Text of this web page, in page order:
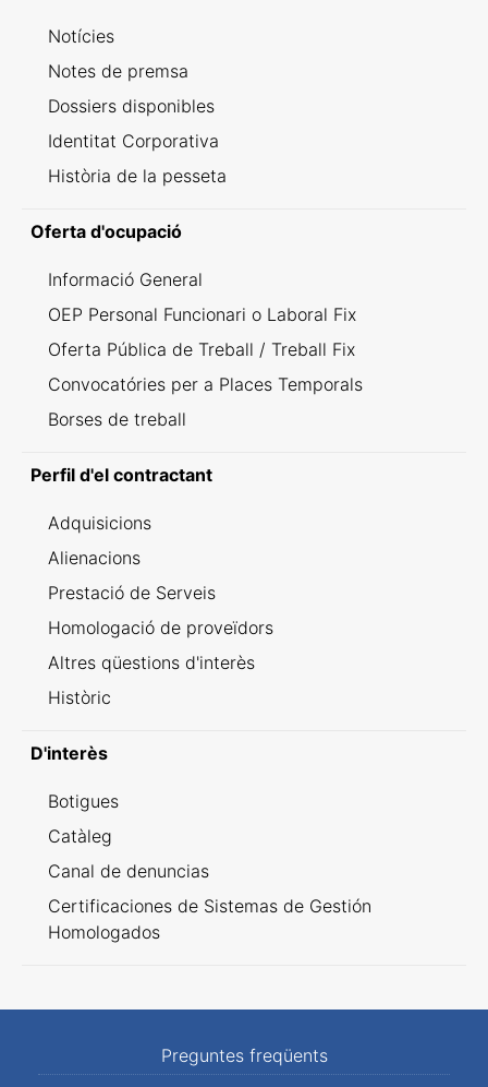
Notícies
Notes de premsa
Dossiers disponibles
Identitat Corporativa
Història de la pesseta
Oferta d'ocupació
Informació General
OEP Personal Funcionari o Laboral Fix
Oferta Pública de Treball / Treball Fix
Convocatóries per a Places Temporals
Borses de treball
Perfil d'el contractant
Adquisicions
Alienacions
Prestació de Serveis
Homologació de proveïdors
Altres qüestions d'interès
Històric
D'interès
Botigues
Catàleg
Canal de denuncias
Certificaciones de Sistemas de Gestión
Homologados
Preguntes freqüents